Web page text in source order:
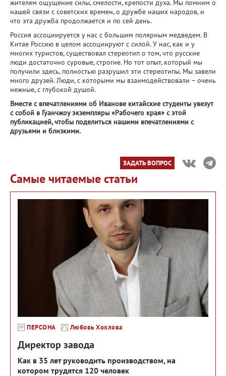
жителям ощущение силы, смелости, крепости духа. Мы помним о
нашей связи с советских времен, о дружбе наших народов, и
что эта дружба продолжается и по сей день.
Россия ассоциируется у нас с большим полярным медведем. В
Китае Россию в целом ассоциируют с силой. У нас, как и у
многих туристов, существовал стереотип о том, что русские
люди достаточно суровые, строгие. Но тот опыт, который мы
получили здесь, полностью разрушил эти стереотипы. Мы завели
много друзей. Люди, с которыми мы взаимодействовали – очень
нежные, с глубокой душой.
Вместе с впечатлениями об Иванове китайские студенты увезут
с собой в Гуанчжоу экземпляры «Рабочего края» с этой
публикацией, чтобы поделиться нашими впечатлениями с
друзьями и близкими.
ЗАДАТЬ ВОПРОС
Самые читаемые статьи
ПЕРСОНА Любовь Хохлова
Директор завода
Как в 35 лет руководить производством, на
котором трудятся 120 человек